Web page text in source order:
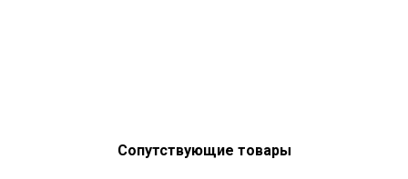
Сопутствующие товары